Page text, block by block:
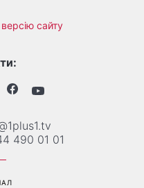
сайту
490 01 01